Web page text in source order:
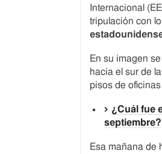
Internacional
tripulación con
En su imagen
hacia el sur de
pisos de
¿Cuál fue
septiembre?
Esa mañana de